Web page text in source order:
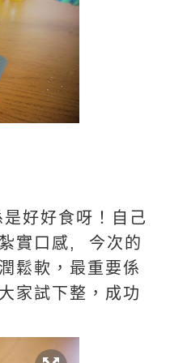
好好食呀！自己
實口感, 今次的
鬆軟，最重要係
家試下整，成功